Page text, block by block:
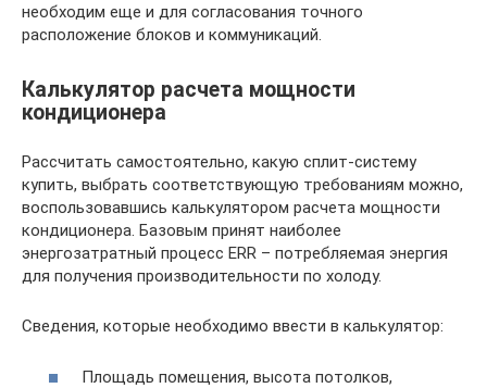
необходим еще и для согласования точного
расположение блоков и коммуникаций.
Калькулятор расчета мощности
кондиционера
Рассчитать самостоятельно, какую сплит-систему
купить, выбрать соответствующую требованиям можно,
воспользовавшись калькулятором расчета мощности
кондиционера. Базовым принят наиболее
энергозатратный процесс ERR – потребляемая энергия
для получения производительности по холоду.
Сведения, которые необходимо ввести в калькулятор:
Площадь помещения, высота потолков,